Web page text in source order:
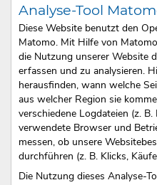
Analyse-Tool
Diese Website benutzt den
Matomo. Mit Hilfe von
die Nutzung unserer Website
erfassen und zu analysieren.
herausfinden, wann welche
aus welcher Region sie
verschiedene Logdateien (z.
verwendete Browser und
messen, ob unsere
durchführen (z. B. Klicks,
Die Nutzung dieses Analyse-